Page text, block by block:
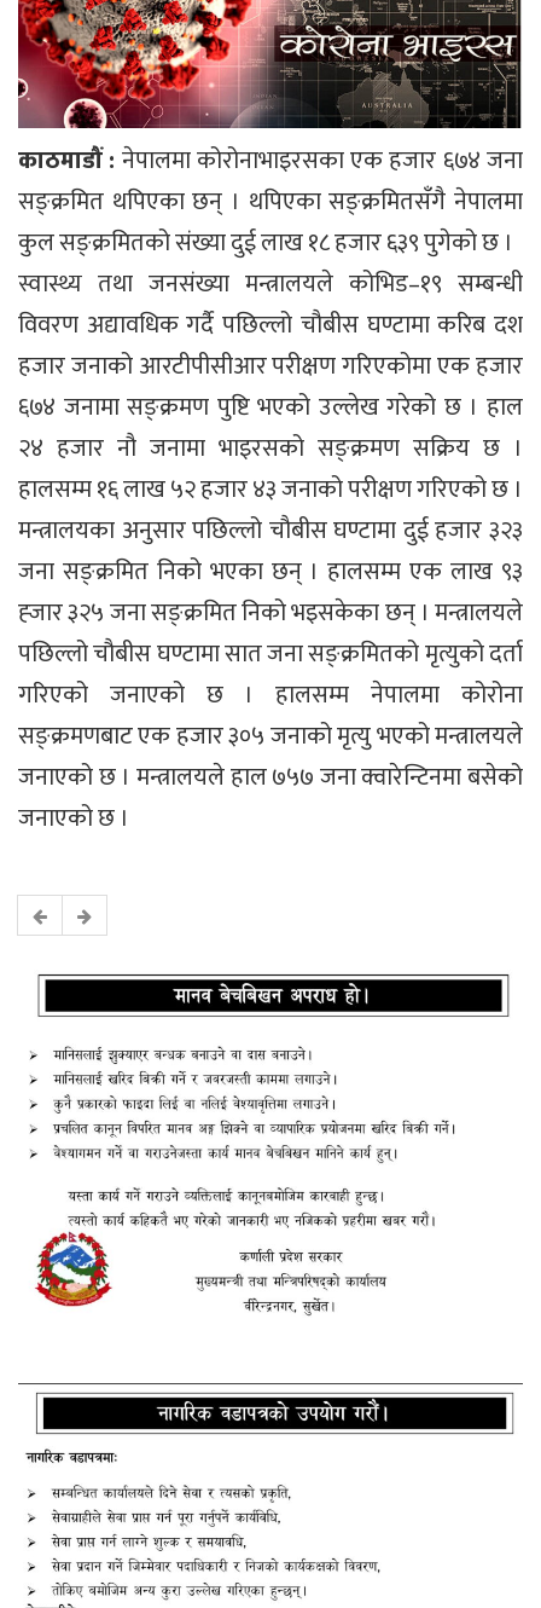
काठमाडौं : नेपालमा कोरोनाभाइरसका एक हजार ६७४ जना
सङ्क्रमित थपिएका छन् । थपिएका सङ्क्रमितसँगै नेपालमा
कुल सङ्क्रमितको संख्या दुई लाख १८ हजार ६३९ पुगेको छ ।
स्वास्थ्य तथा जनसंख्या मन्त्रालयले कोभिड–१९ सम्बन्धी
विवरण अद्यावधिक गर्दै पछिल्लो चौबीस घण्टामा करिब दश
हजार जनाको आरटीपीसीआर परीक्षण गरिएकोमा एक हजार
६७४ जनामा सङ्क्रमण पुष्टि भएको उल्लेख गरेको छ । हाल
२४ हजार नौ जनामा भाइरसको सङ्क्रमण सक्रिय छ ।
हालसम्म १६ लाख ५२ हजार ४३ जनाको परीक्षण गरिएको छ ।
मन्त्रालयका अनुसार पछिल्लो चौबीस घण्टामा दुई हजार ३२३
जना सङ्क्रमित निको भएका छन् । हालसम्म एक लाख ९३
ह्जार ३२५ जना सङ्क्रमित निको भइसकेका छन् । मन्त्रालयले
पछिल्लो चौबीस घण्टामा सात जना सङ्क्रमितको मृत्युको दर्ता
गरिएको जनाएको छ । हालसम्म नेपालमा कोरोना
सङ्क्रमणबाट एक हजार ३०५ जनाको मृत्यु भएको मन्त्रालयले
जनाएको छ । मन्त्रालयले हाल ७५७ जना क्वारेन्टिनमा बसेको
जनाएको छ ।